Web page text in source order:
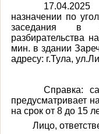
назначении по
заседания в
разбирательства
мин. в здании
адресу: г.Тула,
Справка:
предусматривает
на срок от 8 до 15
Лицо,